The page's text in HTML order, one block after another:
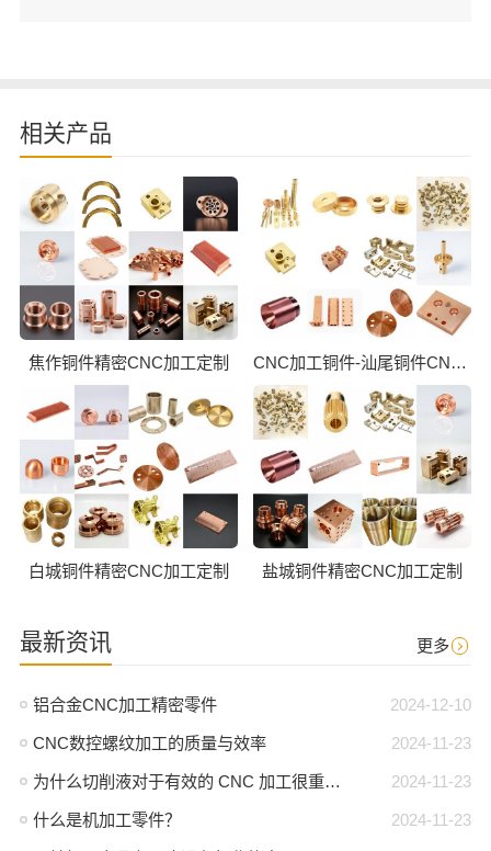
相关产品
焦作铜件精密CNC加工定制 CNC加工铜件-汕尾铜件CNC批量加工
白城铜件精密CNC加工定制 盐城铜件精密CNC加工定制
最新资讯 更多
2024-12-10
铝合金CNC加工精密零件
2024-11-23
CNC数控螺纹加工的质量与效率
2024-11-23
为什么切削液对于有效的 CNC 加工很重要？
2024-11-23
什么是机加工零件？